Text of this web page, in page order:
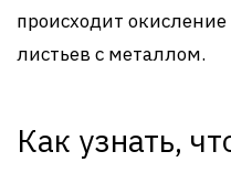
происходит
листьев с металлом.
Как узнать,